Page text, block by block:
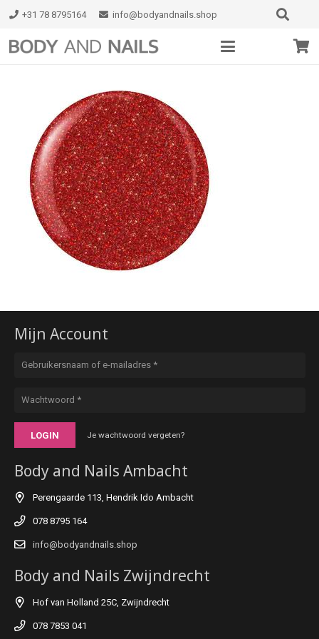
+31 78 8795164 info@bodyandnails.shop
Mijn Account
LOGIN Je wachtwoord vergeten?
Body and Nails Ambacht
Perengaarde 113, Hendrik Ido Ambacht
078 8795 164
info@bodyandnails.shop
Body and Nails Zwijndrecht
Hof van Holland 25C, Zwijndrecht
078 7853 041